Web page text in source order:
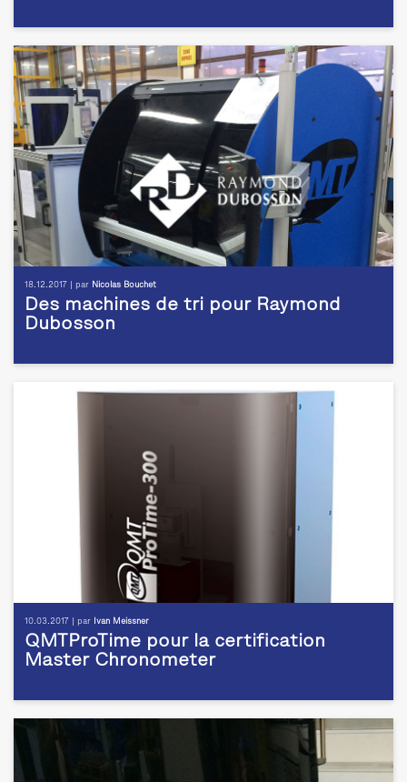
18.12.2017 | par Nicolas Bouchet
Des machines de tri pour Raymond
Dubosson
10.03.2017 | par Ivan Meissner
QMTProTime pour la certification
Master Chronometer